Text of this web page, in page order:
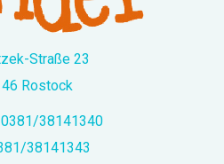
Straße 23
Rostock
0381/38141340
38141343